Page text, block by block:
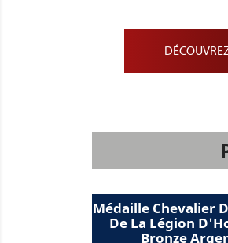
Médaille Chevalier
De La Légion
Bronze